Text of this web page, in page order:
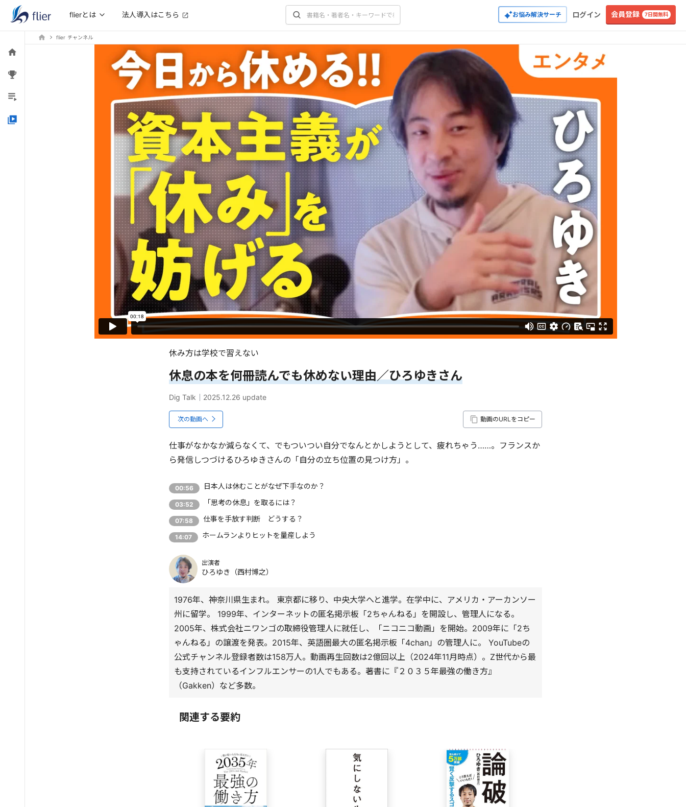
flierとは 法人導入はこちら お悩み解決サーチ ログイン 会員登録 7日間無料
flier チャンネル
休み方は学校で習えない
休息の本を何冊読んでも休めない理由／ひろゆきさん
Dig Talk 2025.12.26 update
次の動画へ 動画のURLをコピー
仕事がなかなか減らなくて、でもついつい自分でなんとかしようとして、疲れちゃう……。フランスか
ら発信しつづけるひろゆきさんの「自分の立ち位置の見つけ方」。
00:56 日本人は休むことがなぜ下手なのか？
03:52 「思考の休息」を取るには？
07:58 仕事を手放す判断 どうする？
14:07 ホームランよりヒットを量産しよう
出演者
ひろゆき（西村博之）
1976年、神奈川県生まれ。 東京都に移り、中央大学へと進学。在学中に、アメリカ・アーカンソー
州に留学。 1999年、インターネットの匿名掲示板「2ちゃんねる」を開設し、管理人になる。
2005年、株式会社ニワンゴの取締役管理人に就任し、「ニコニコ動画」を開始。2009年に「2ち
ゃんねる」の譲渡を発表。2015年、英語圏最大の匿名掲示板「4chan」の管理人に。 YouTubeの
公式チャンネル登録者数は158万人。動画再生回数は2億回以上（2024年11月時点）。Z世代から最
も支持されているインフルエンサーの1人でもある。著書に『２０３５年最強の働き方』
（Gakken）など多数。
関連する要約